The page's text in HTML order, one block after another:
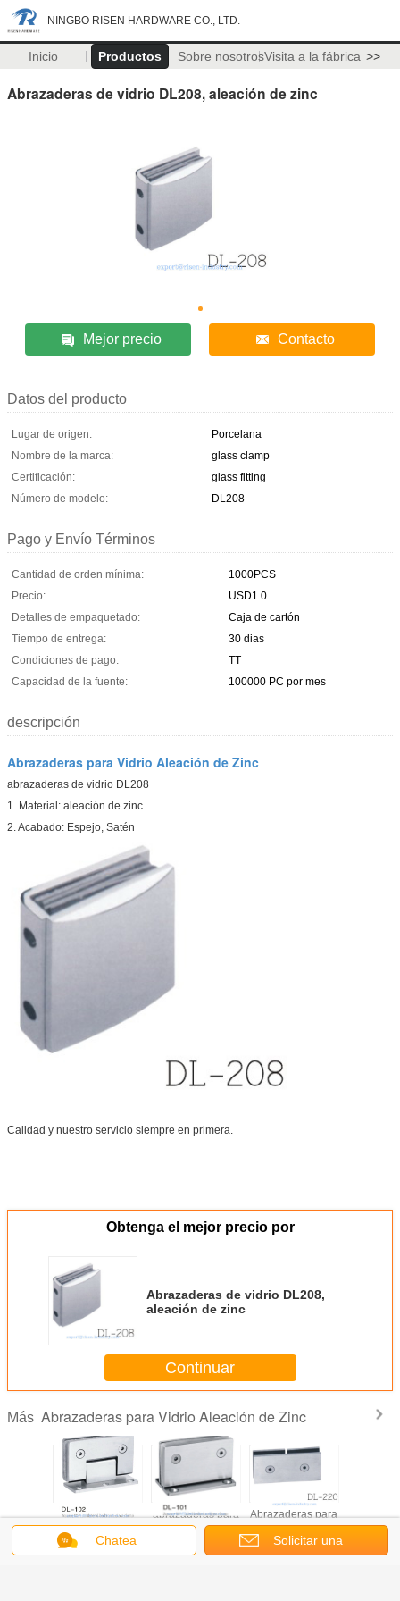
NINGBO RISEN HARDWARE CO., LTD.
Inicio Productos Sobre nosotrosVisita a la fábrica >>
Abrazaderas de vidrio DL208, aleación de zinc
Mejor precio Contacto
Datos del producto
Lugar de origen:
Porcelana
Nombre de la marca:
glass clamp
Certificación:
glass fitting
Número de modelo:
DL208
Pago y Envío Términos
Cantidad de orden mínima:
1000PCS
Precio:
USD1.0
Detalles de empaquetado:
Caja de cartón
Tiempo de entrega:
30 dias
Condiciones de pago:
TT
Capacidad de la fuente:
100000 PC por mes
descripción
Abrazaderas para Vidrio Aleación de Zinc
abrazaderas de vidrio DL208
1. Material: aleación de zinc
2. Acabado: Espejo, Satén
Calidad y nuestro servicio siempre en primera.
Obtenga el mejor precio por
Abrazaderas de vidrio DL208,
aleación de zinc
Continuar
Más Abrazaderas para Vidrio Aleación de Zinc
abrazaderas de
vidrio DL102,
Material Aleación
de zinc, Acabado
abrazaderas para
vidrio DL101,
de zinc, Satinado
Abrazaderas para
vidrio DL220,
Material Tipo
aleación de zinc,
vidrio
Chatea Solicitar una